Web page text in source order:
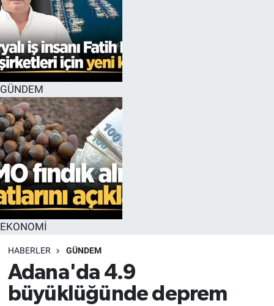
GÜNDEM
EKONOMİ
HABERLER GÜNDEM
Adana'da 4.9
büyüklüğünde deprem